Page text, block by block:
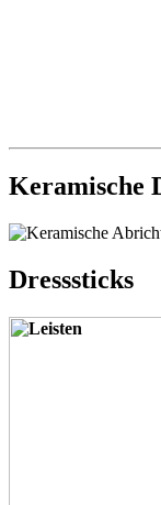
Keramische
Dresssticks